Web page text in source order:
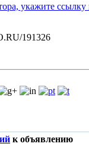
укажите
191326
к объявлению